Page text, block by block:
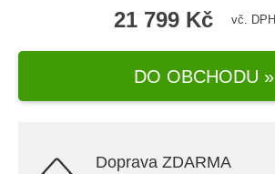
21 799 Kč vč. DPH
DO OBCHODU »
Doprava ZDARMA